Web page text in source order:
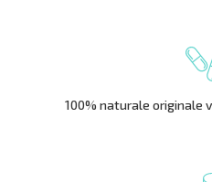
100% naturale originale